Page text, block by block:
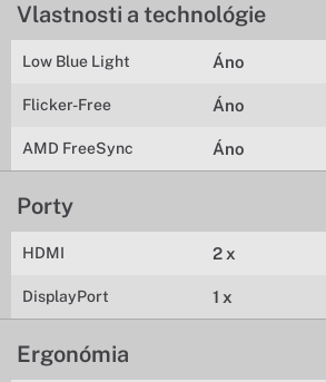
Vlastnosti a technológie
Low Blue Light Áno
Flicker-Free Áno
AMD FreeSync Áno
Porty
HDMI 2 x
DisplayPort 1 x
Ergonómia